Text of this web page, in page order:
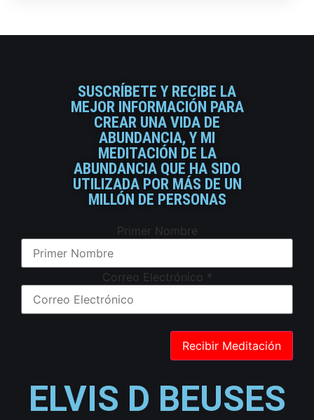
SUSCRÍBETE Y RECIBE LA
MEJOR INFORMACIÓN PARA
CREAR UNA VIDA DE
ABUNDANCIA, Y MI
MEDITACIÓN DE LA
ABUNDANCIA QUE HA SIDO
UTILIZADA POR MÁS DE UN
MILLÓN DE PERSONAS
Primer Nombre
Correo Electrónico *
ELVIS D BEUSES